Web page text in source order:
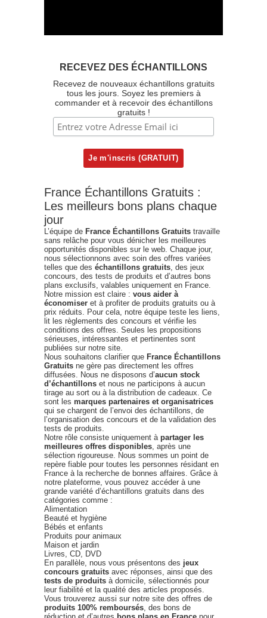
RECEVEZ DES ÉCHANTILLONS
Recevez de nouveaux échantillons gratuits
tous les jours. Soyez les premiers à
commander et à recevoir des échantillons
gratuits !
France Échantillons Gratuits :
Les meilleurs bons plans chaque
jour
L’équipe de France Échantillons Gratuits travaille
sans relâche pour vous dénicher les meilleures
opportunités disponibles sur le web. Chaque jour,
nous sélectionnons avec soin des offres variées
telles que des échantillons gratuits , des jeux
concours, des tests de produits et d’autres bons
plans exclusifs, valables uniquement en France.
Notre mission est claire : vous aider à
économiser et à profiter de produits gratuits ou à
prix réduits. Pour cela, notre équipe teste les liens,
lit les règlements des concours et vérifie les
conditions des offres. Seules les propositions
sérieuses, intéressantes et pertinentes sont
publiées sur notre site.
Nous souhaitons clarifier que France Échantillons
Gratuits ne gère pas directement les offres
diffusées. Nous ne disposons d’aucun stock
d’échantillons et nous ne participons à aucun
tirage au sort ou à la distribution de cadeaux. Ce
sont les marques partenaires et organisatrices
qui se chargent de l’envoi des échantillons, de
l’organisation des concours et de la validation des
tests de produits.
Notre rôle consiste uniquement à partager les
meilleures offres disponibles , après une
sélection rigoureuse. Nous sommes un point de
repère fiable pour toutes les personnes résidant en
France à la recherche de bonnes affaires. Grâce à
notre plateforme, vous pouvez accéder à une
grande variété d’échantillons gratuits dans des
catégories comme :
Alimentation
Beauté et hygiène
Bébés et enfants
Produits pour animaux
Maison et jardin
Livres, CD, DVD
En parallèle, nous vous présentons des jeux
concours gratuits avec réponses, ainsi que des
tests de produits à domicile, sélectionnés pour
leur fiabilité et la qualité des articles proposés.
Vous trouverez aussi sur notre site des offres de
produits 100% remboursés , des bons de